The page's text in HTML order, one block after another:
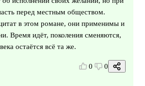
перед местным обществом.
в этом романе, они применимы и
Время идёт, поколения сменяются,
остаётся всё та же.
0 0